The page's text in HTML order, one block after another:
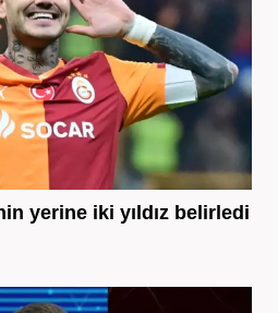
yerine iki yıldız belirledi